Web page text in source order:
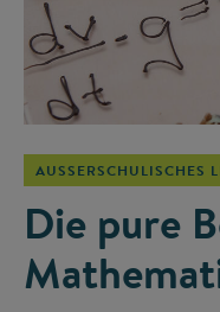
AUSSERSCHULISCHES
Die pure